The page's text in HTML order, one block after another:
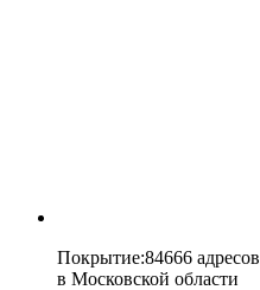
Покрытие:84666 адресов
в Московской области